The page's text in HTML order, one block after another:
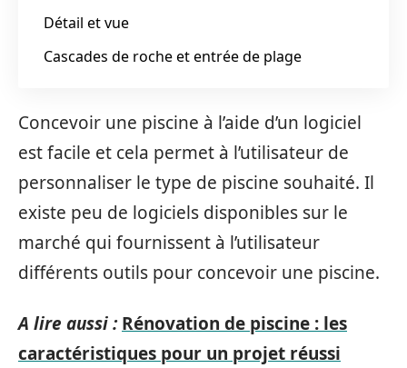
Détail et vue
Cascades de roche et entrée de plage
Concevoir une piscine à l’aide d’un logiciel
est facile et cela permet à l’utilisateur de
personnaliser le type de piscine souhaité. Il
existe peu de logiciels disponibles sur le
marché qui fournissent à l’utilisateur
différents outils pour concevoir une piscine.
A lire aussi : Rénovation de piscine : les
caractéristiques pour un projet réussi